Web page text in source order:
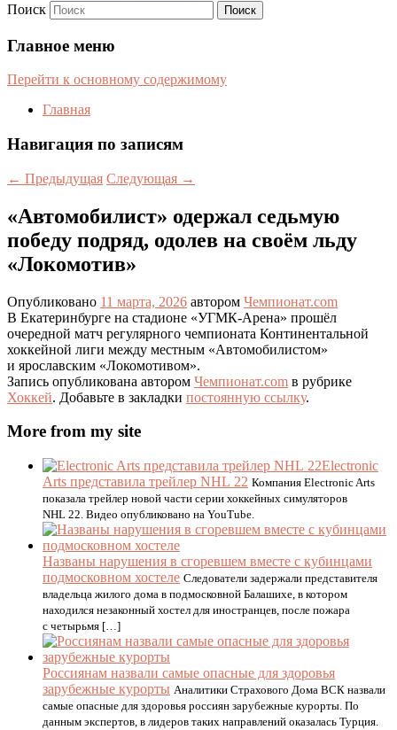
Поиск
Главное меню
Перейти к основному содержимому
Главная
Навигация по записям
← Предыдущая Следующая →
«Автомобилист» одержал седьмую
победу подряд, одолев на своём льду
«Локомотив»
Опубликовано 11 марта, 2026 автором Чемпионат.com
В Екатеринбурге на стадионе «УГМК-Арена» прошёл
очередной матч регулярного чемпионата Континентальной
хоккейной лиги между местным «Автомобилистом»
и ярославским «Локомотивом».
Запись опубликована автором Чемпионат.com в рубрике
Хоккей. Добавьте в закладки постоянную ссылку.
More from my site
Electronic
Arts представила трейлер NHL 22 Компания Electronic Arts
показала трейлер новой части серии хоккейных симуляторов
NHL 22. Видео опубликовано на YouTube.
Названы нарушения в сгоревшем вместе с кубинцами
подмосковном хостеле Следователи задержали представителя
владельца жилого дома в подмосковной Балашихе, в котором
находился незаконный хостел для иностранцев, после пожара
с четырьмя […]
Россиянам назвали самые опасные для здоровья
зарубежные курорты Аналитики Страхового Дома ВСК назвали
самые опасные для здоровья россиян зарубежные курорты. По
данным экспертов, в лидеров таких направлений оказалась Турция.